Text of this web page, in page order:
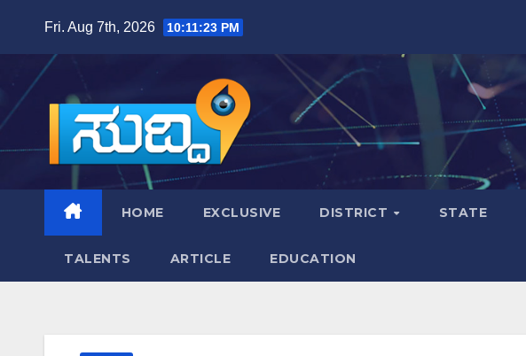
content
Fri. Aug 7th, 2026 10:11:24 PM
HOME EXCLUSIVE DISTRICT STATE
TALENTS ARTICLE EDUCATION